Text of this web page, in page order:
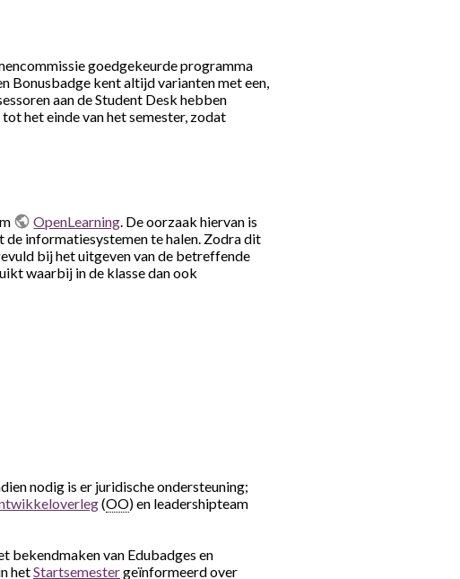
goedgekeurde programma
Bonusbadge kent altijd varianten met een,
aan de Student Desk hebben
het einde van het semester, zodat
OpenLearning. De oorzaak hiervan is
de informatiesystemen te halen. Zodra dit
bij het uitgeven van de betreffende
waarbij in de klasse dan ook
nodig is er juridische ondersteuning;
(OO) en leadershipteam
bekendmaken van Edubadges en
hetStartsemestergeïnformeerd over